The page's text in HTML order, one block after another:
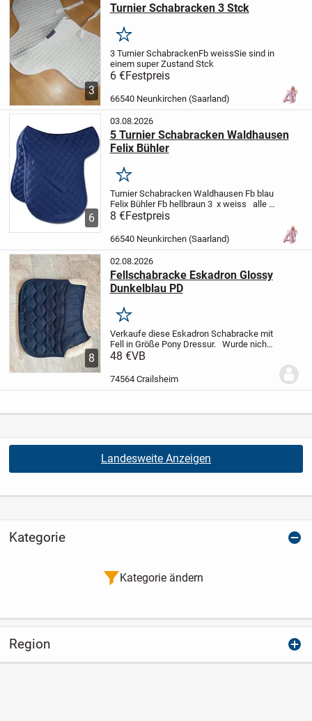
3
Turnier Schabracken 3 Stck
Merken
3 Turnier SchabrackenFb weissSie sind in
einem super Zustand Stck
6 €Festpreis
66540 Neunkirchen (Saarland)
6
03.08.2026
5 Turnier Schabracken Waldhausen
Felix Bühler
Merken
Turnier Schabracken Waldhausen Fb blau
Felix Bühler Fb hellbraun 3 x weiss
alle
in gutem wenig benutzten Zustand
8 €Festpreis
66540 Neunkirchen (Saarland)
8
02.08.2026
Fellschabracke Eskadron Glossy
Dunkelblau PD
Merken
Verkaufe diese Eskadron Schabracke mit
Fell in Größe Pony Dressur. Wurde nicht
so oft genutzt und so gut es geht geputzt.
Privatverkauf keine Garantie,...
48 €VB
74564 Crailsheim
Landesweite Anzeigen
Kategorie
Kategorie ändern
Region